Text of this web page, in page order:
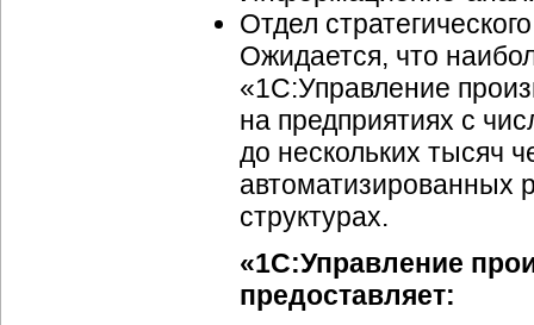
Отдел
Ожидается, что
«1С:Управление
на предприятиях с
до нескольких тысяч
автоматизированных
структурах.
«1С:Управление
предоставляет: